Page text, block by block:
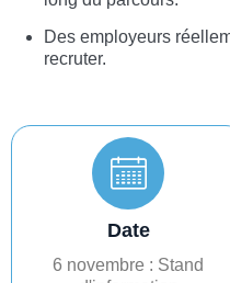
Des employeurs
recruter.
Date
6 novembre : Stand